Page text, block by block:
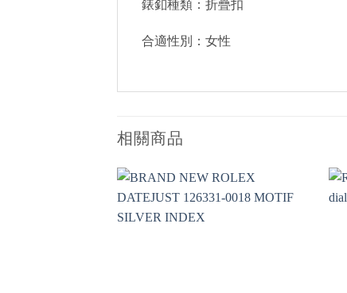
錶釦種類：折疊扣
合適性別：女性
相關商品